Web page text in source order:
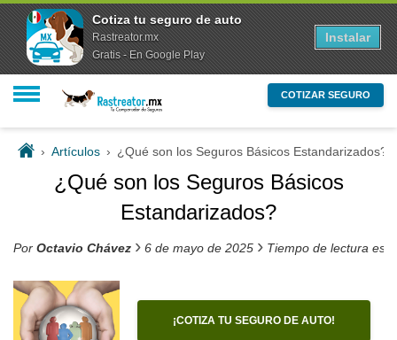
COTIZAR SEGURO
› Artículos › ¿Qué son los Seguros Básicos Estandarizados?
¿Qué son los Seguros Básicos
Estandarizados?
Por Octavio Chávez › 6 de mayo de 2025 › Tiempo de lectura
¡COTIZA TU SEGURO DE AUTO!
Cotiza tu seguro de auto
Rastreator.mx
Gratis - En Google Play
Instalar